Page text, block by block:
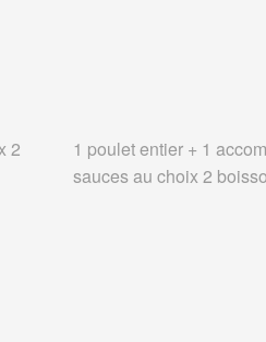
2
1 poulet entier + 1
sauces au choix 2